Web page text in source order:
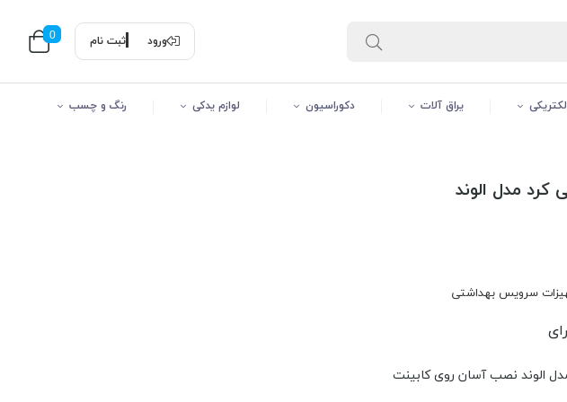
ورود ثبت نام 0
یراق آلات دکوراسیون لوازم یدکی رنگ و چسب
مدل الوند
سرویس بهداشتی
رای
الوند نصب آسان روی کابینت